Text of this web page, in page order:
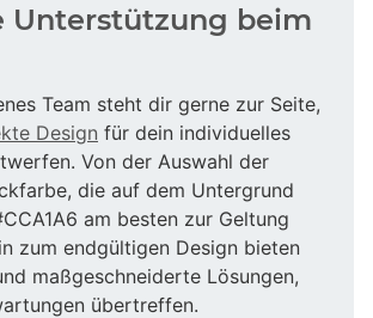
Unterstützung beim
Team steht dir gerne zur Seite,
Design für dein individuelles
Von der Auswahl der
die auf dem Untergrund
am besten zur Geltung
zum endgültigen Design bieten
maßgeschneiderte Lösungen,
übertreffen.